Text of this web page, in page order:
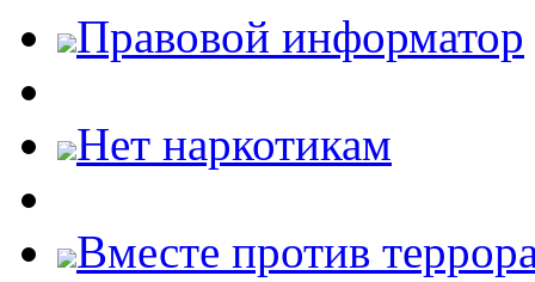
Правовой информатор
Нет наркотикам
Вместе против